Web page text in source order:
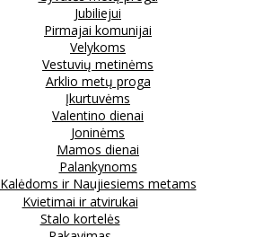
Jubiliejui
Pirmajai komunijai
Velykoms
Vestuvių metinėms
Arklio metų proga
Įkurtuvėms
Valentino dienai
Joninėms
Mamos dienai
Palankynoms
Kalėdoms ir Naujiesiems metams
Kvietimai ir atvirukai
Stalo kortelės